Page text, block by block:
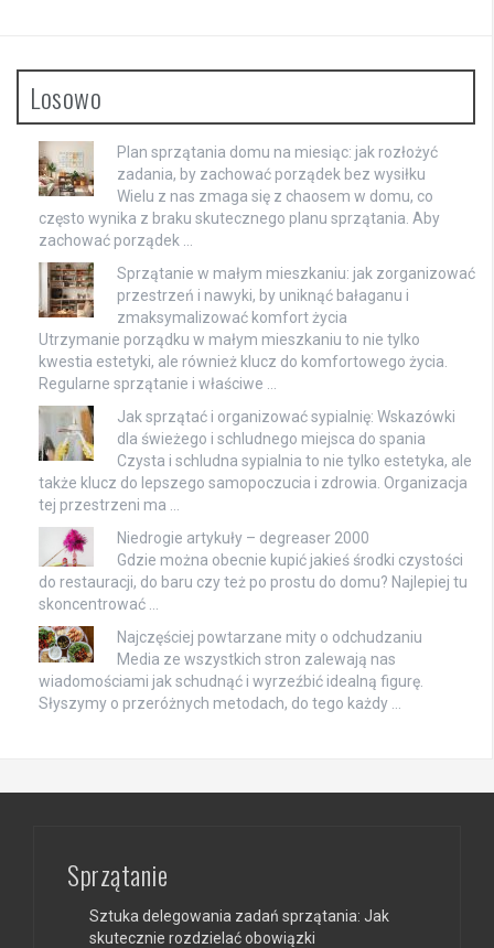
Losowo
Plan sprzątania domu na miesiąc: jak rozłożyć
zadania, by zachować porządek bez wysiłku
Wielu z nas zmaga się z chaosem w domu, co
często wynika z braku skutecznego planu sprzątania. Aby
zachować porządek …
Sprzątanie w małym mieszkaniu: jak zorganizować
przestrzeń i nawyki, by uniknąć bałaganu i
zmaksymalizować komfort życia
Utrzymanie porządku w małym mieszkaniu to nie tylko
kwestia estetyki, ale również klucz do komfortowego życia.
Regularne sprzątanie i właściwe …
Jak sprzątać i organizować sypialnię: Wskazówki
dla świeżego i schludnego miejsca do spania
Czysta i schludna sypialnia to nie tylko estetyka, ale
także klucz do lepszego samopoczucia i zdrowia. Organizacja
tej przestrzeni ma …
Niedrogie artykuły – degreaser 2000
Gdzie można obecnie kupić jakieś środki czystości
do restauracji, do baru czy też po prostu do domu? Najlepiej tu
skoncentrować …
Najczęściej powtarzane mity o odchudzaniu
Media ze wszystkich stron zalewają nas
wiadomościami jak schudnąć i wyrzeźbić idealną figurę.
Słyszymy o przeróżnych metodach, do tego każdy …
Sprzątanie
Sztuka delegowania zadań sprzątania: Jak
skutecznie rozdzielać obowiązki